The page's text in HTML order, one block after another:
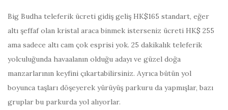
Big Budha teleferik ücreti gidiş geliş HK$165 standart, eğer
altı şeffaf olan kristal araca binmek isterseniz ücreti HK$ 255
ama sadece altı cam çok esprisi yok. 25 dakikalık teleferik
yolculuğunda havaalanın olduğu adayı ve güzel doğa
manzarlarının keyfini çıkartabilirsiniz. Ayrıca bütün yol
boyunca taşları döşeyerek yürüyüş parkuru da yapmışlar, bazı
gruplar bu parkurda yol alıyorlar.